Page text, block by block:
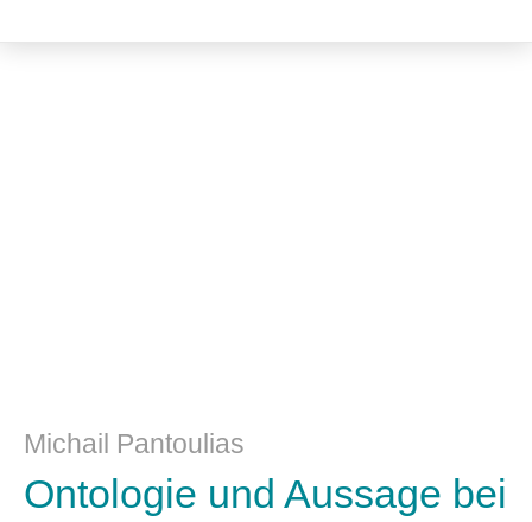
Michail Pantoulias
Ontologie und Aussage bei